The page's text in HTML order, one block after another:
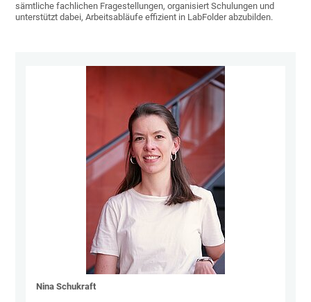
sämtliche fachlichen Fragestellungen, organisiert Schulungen und
unterstützt dabei, Arbeitsabläufe effizient in LabFolder abzubilden.
Nina Schukraft